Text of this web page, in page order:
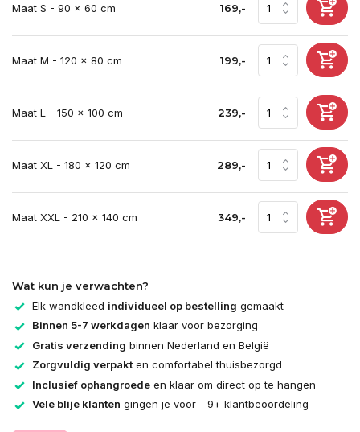
Maat S - 90 x 60 cm 169,-
Maat M - 120 x 80 cm 199,-
Maat L - 150 x 100 cm 239,-
Maat XL - 180 x 120 cm 289,-
Maat XXL - 210 x 140 cm 349,-
Wat kun je verwachten?
Elk wandkleed individueel op bestelling gemaakt
Binnen 5-7 werkdagen klaar voor bezorging
Gratis verzending binnen Nederland en België
Zorgvuldig verpakten comfortabel thuisbezorgd
Inclusief ophangroede en klaar om direct op te hangen
Vele blije klanten gingen je voor - 9+ klantbeoordeling